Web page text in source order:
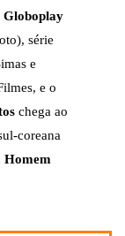
Globoplay
série
e
e o
chega ao
coreana
Homem